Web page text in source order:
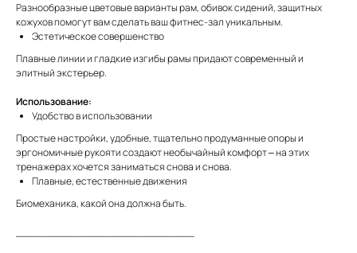
Разнообразные цветовые варианты рам, обивок сидений, защитных
кожухов помогут вам сделать ваш фитнес-зал уникальным.
Эстетическое совершенство
Плавные линии и гладкие изгибы рамы придают современный и
элитный экстерьер.
Использование:
Удобство в использовании
Простые настройки, удобные, тщательно продуманные опоры и
эргономичные рукояти создают необычайный комфорт – на этих
тренажерах хочется заниматься снова и снова.
Плавные, естественные движения
Биомеханика, какой она должна быть.